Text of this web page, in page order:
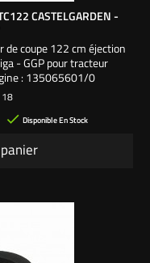
CASTELGARDEN -
coupe 122 cm éjection
- GGP pour tracteur
: 135065601/0
 Disponible En Stock